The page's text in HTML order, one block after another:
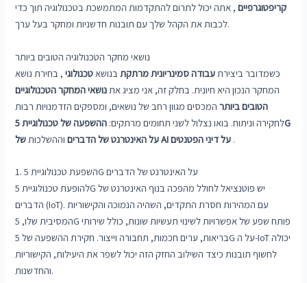
קריפטוגרפיים, אתה יכול לתרום להתקדמות המתמשכת בטכנולוגיה תוך כדי
לכבות את הקהל שלך עם תובנות חדשניות ומחקר בעל ערך.
נושאי מחקר הטכנולוגיה הטובים ביותר
כשמדובר ביצירת עבודה סמינריונית מרתקתבנושא טכנולוגי, בחירת נושא
המחקר הנכון היא חיונית. בחלק זה, אני מציג את נושאי המחקר הטכנולוגיים
הטובים ביותרהמכסים מגוון רחב של נושאים, ומספקים הזדמנויות רבות
לחקירה וניתוח. בואו נצלול לשני תחומים מרתקים:
ההשפעה של טכנולוגיית 5G
על האינטרנט של הדבריםוההשלכות של AI על דיני הפטנטים .
1. השפעת טכנולוגיית 5G על האינטרנט של הדברים
להופעת טכנולוגיית 5G יש פוטנציאל לחולל מהפכה בנוף האינטרנט של
הדברים (IoT). עם המהירות חסרת התקדים, השהיה הנמוכה והקישוריות
המסיבית שלו, 5G פותח שפע של אפשרויות לשינוי תעשיות שונות, כולל שירותי
בריאות, ערים חכמות, תחבורה וייצור. חקירת ההשפעה של 5G על ה-IoT יכולה
לחשוף תובנות כיצד השילוב החזק הזה יכול לשפר את היעילות, הקישוריות
והחדשנות.